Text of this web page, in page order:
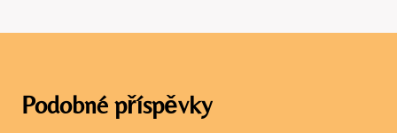
Podobné příspěvky